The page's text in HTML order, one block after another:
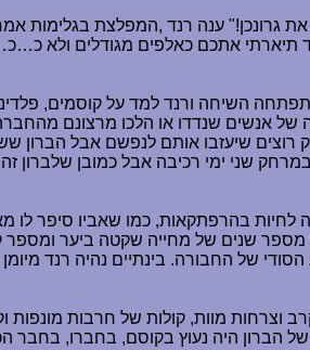
גרונכן!" ענה רנד ,המפלצת בגלימות
אתכם כאלפים מגודלים ולא
השיחה ורנד למד על קוסמים,
של אנשים שנדדו או הלכו מרצונם
שיעזבו אותם לנפשם אבל הברון
שני ימי רכיבה אבל כמובן שלברון
בהרפתקאות, כמו שאביו סיפר לו
מספר שנים של מחייה שקטה ביער
של החבורה. בינתיים נהיה רנד
וצרחות מוות, קולות של חרבות
של הברון היה נעוץ בקוסם, בחברו, בחבר